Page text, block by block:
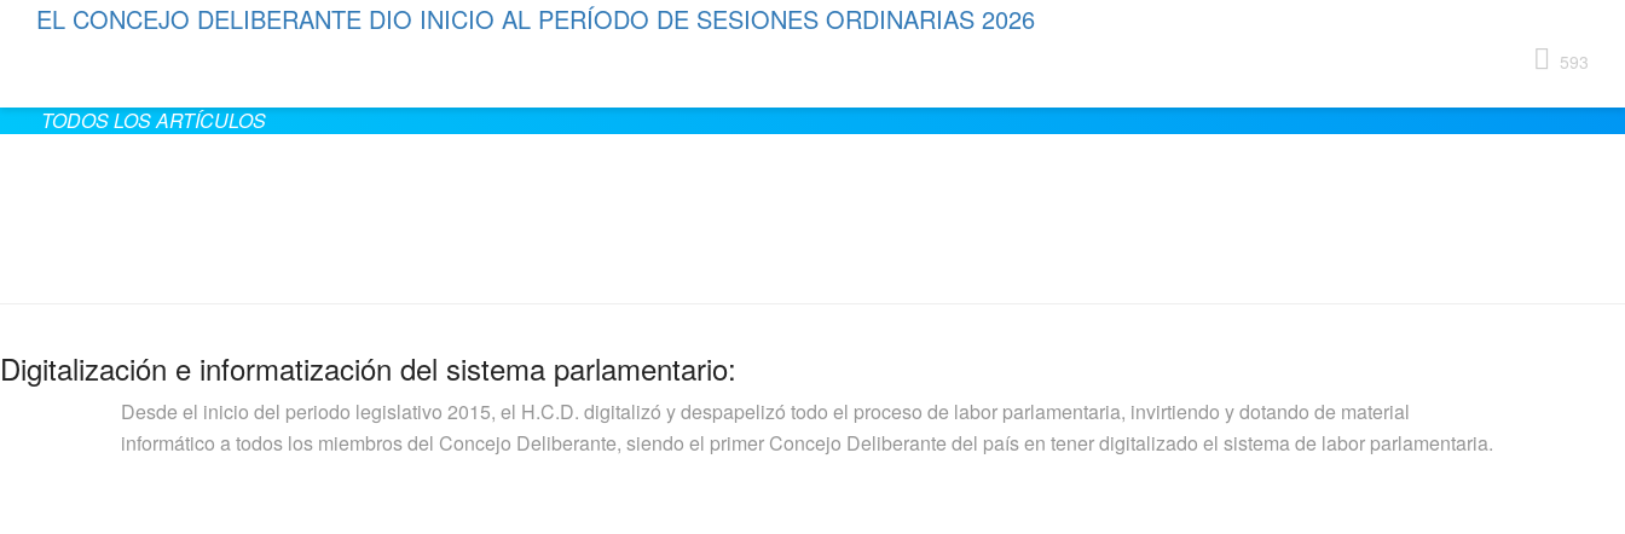
EL CONCEJO DELIBERANTE DIO INICIO AL PERÍODO DE SESIONES ORDINARIAS 2026
593
TODOS LOS ARTÍCULOS
Digitalización e informatización del sistema parlamentario:
Desde el inicio del periodo legislativo 2015, el H.C.D. digitalizó y despapelizó todo el proceso de labor parlamentaria, invirtiendo y dotando de material
informático a todos los miembros del Concejo Deliberante, siendo el primer Concejo Deliberante del país en tener digitalizado el sistema de labor parlamentaria.